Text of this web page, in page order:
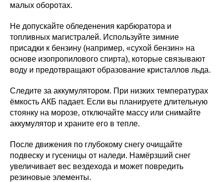
малых оборотах.
Не допускайте обледенения карбюратора и
топливных магистралей. Используйте зимние
присадки к бензину (например, «сухой бензин» на
основе изопропилового спирта), которые связывают
воду и предотвращают образование кристаллов льда.
Следите за аккумулятором. При низких температурах
ёмкость АКБ падает. Если вы планируете длительную
стоянку на морозе, отключайте массу или снимайте
аккумулятор и храните его в тепле.
После движения по глубокому снегу очищайте
подвеску и гусеницы от наледи. Намёрзший снег
увеличивает вес вездехода и может повредить
резиновые элементы.